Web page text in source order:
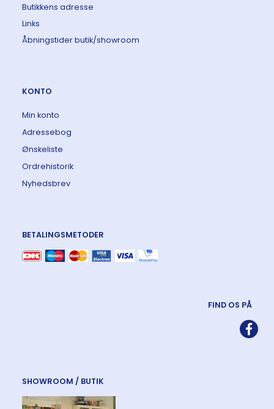
Butikkens adresse
Links
Åbningstider butik/showroom
KONTO
Min konto
Adressebog
Ønskeliste
Ordrehistorik
Nyhedsbrev
BETALINGSMETODER
FIND OS PÅ
SHOWROOM / BUTIK